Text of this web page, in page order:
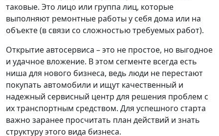
таковые. Это лицо или группа лиц, которые
выполняют ремонтные работы у себя дома или на
объекте (в связи со сложностью требуемых работ).
Открытие автосервиса – это не простое, но выгодное
и удачное вложение. В этом сегменте всегда есть
ниша для нового бизнеса, ведь люди не перестают
покупать автомобили и ищут качественный и
надежный сервисный центр для решения проблем с
их транспортным средством. Для успешного старта
важно заранее просчитать план действий и знать
структуру этого вида бизнеса.